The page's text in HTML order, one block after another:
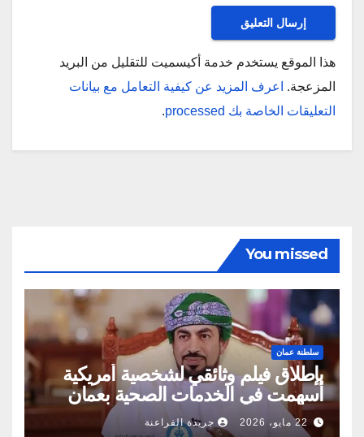
هذا الموقع يستخدم خدمة أكيسميت للتقليل من البريد
المزعجة.
اعرف المزيد عن كيفية التعامل مع بيانات
التعليقات الخاصة بك processed
.
You missed
سلطنة عمان
بإطلاق فيلم وثائقي لشخصية أمريكية
أسهمت في الخدمات الصحية بعمان
22 مايو، 2026 جريدة الفراعنة